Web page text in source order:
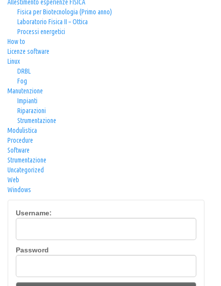
Allestimento esperienze FISICA
Fisica per Biotecnologia (Primo anno)
Laboratorio Fisica II – Ottica
Processi energetici
How to
Licenze software
Linux
DRBL
Fog
Manutenzione
Impianti
Riparazioni
Strumentazione
Modulistica
Procedure
Software
Strumentazione
Uncategorized
Web
Windows
Username:
Password